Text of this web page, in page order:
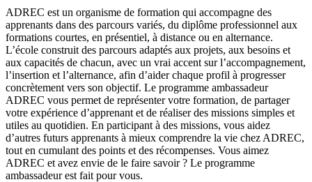
ADREC est un organisme de formation qui accompagne des
apprenants dans des parcours variés, du diplôme professionnel aux
formations courtes, en présentiel, à distance ou en alternance.
L’école construit des parcours adaptés aux projets, aux besoins et
aux capacités de chacun, avec un vrai accent sur l’accompagnement,
l’insertion et l’alternance, afin d’aider chaque profil à progresser
concrètement vers son objectif. Le programme ambassadeur
ADREC vous permet de représenter votre formation, de partager
votre expérience d’apprenant et de réaliser des missions simples et
utiles au quotidien. En participant à des missions, vous aidez
d’autres futurs apprenants à mieux comprendre la vie chez ADREC,
tout en cumulant des points et des récompenses. Vous aimez
ADREC et avez envie de le faire savoir ? Le programme
ambassadeur est fait pour vous.